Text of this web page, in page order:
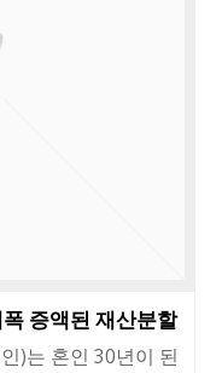
증액된 재산분할
)는 혼인 30년이 된